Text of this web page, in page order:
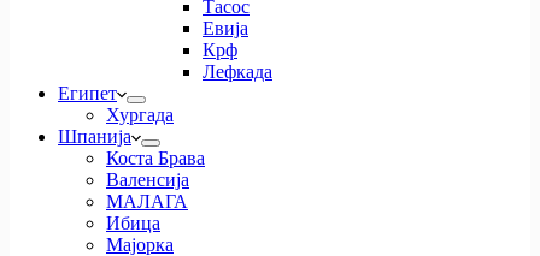
Тасос
Евија
Крф
Лефкада
Египет
Хургада
Шпанија
Коста Брава
Валенсија
МАЛАГА
Ибица
Мајорка